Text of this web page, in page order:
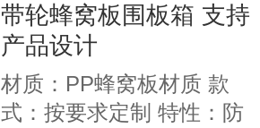
带轮蜂窝板围板箱 支持
产品设计
材质：PP蜂窝板材质 款
式：按要求定制 特性：防